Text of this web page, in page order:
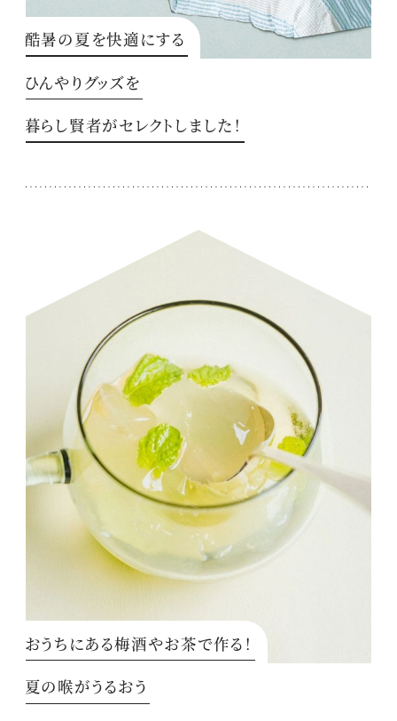
酷暑の夏を快適にする
ひんやりグッズを
暮らし賢者がセレクトしました！
おうちにある梅酒やお茶で作る！
夏の喉がうるおう